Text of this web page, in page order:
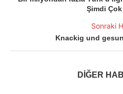
Şimdi Çok
Sonraki
Knackig und
DİĞER